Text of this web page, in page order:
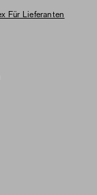
Für Lieferanten